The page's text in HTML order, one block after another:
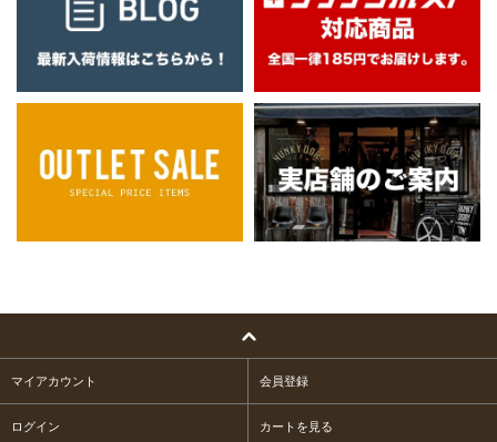
マイアカウント 会員登録
ログイン カートを見る